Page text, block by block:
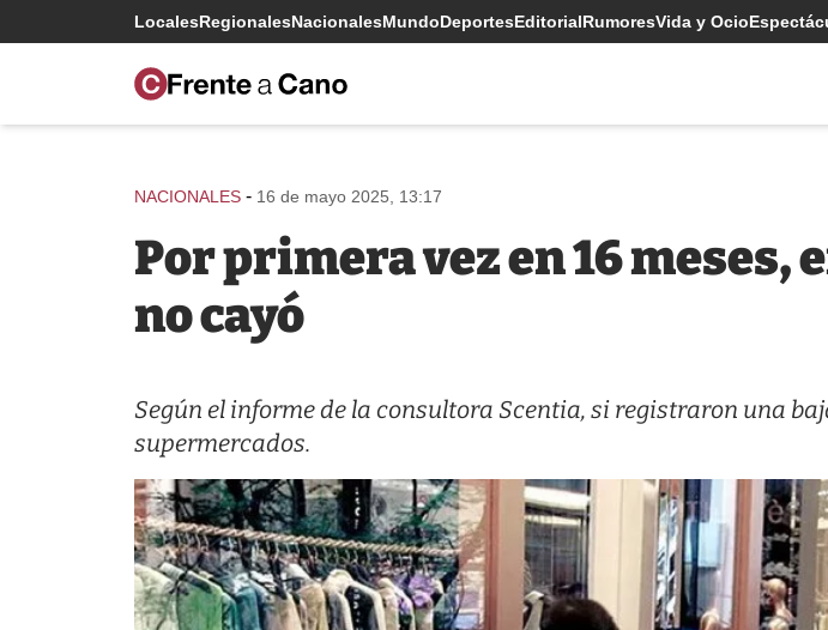
LocalesRegionalesNacionalesMundoDeportesEditorialRumoresVida y Ocio
NACIONALES - 16 de mayo 2025, 13:17
Por primera vez en 16 meses,
no cayó
Según el informe de la consultora Scentia, si registraron una
supermercados.